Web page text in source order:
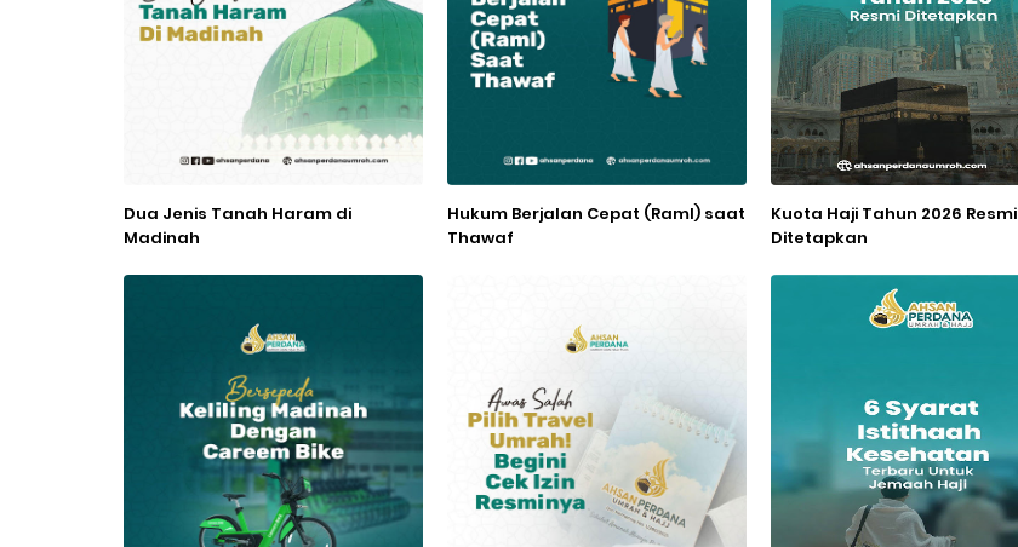
Dua Jenis Tanah Haram di
Madinah
Hukum Berjalan Cepat (Raml) saat
Thawaf
Kuota Haji Tahun 2026 Resmi
Ditetapkan